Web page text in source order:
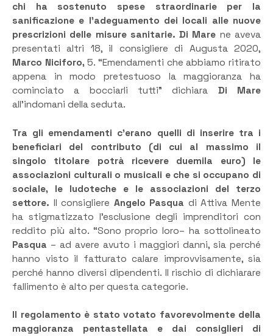
chi ha sostenuto spese straordinarie per la
sanificazione e l’adeguamento dei locali alle nuove
prescrizioni delle misure sanitarie. Di Mare ne aveva
presentati altri 18, il consigliere di Augusta 2020,
Marco Niciforo,5. “Emendamenti che abbiamo ritirato
appena in modo pretestuoso la maggioranza ha
cominciato a bocciarli tutti” dichiara Di Mare
all’indomani della seduta.
Tra gli emendamenti c’erano quelli di inserire tra i
beneficiari del contributo (di cui al massimo il
singolo titolare potrà ricevere duemila euro) le
associazioni culturali o musicali e che si occupano di
sociale, le ludoteche e le associazioni del terzo
settore. Il consigliere Angelo Pasqua di Attiva Mente
ha stigmatizzato l’esclusione degli imprenditori con
reddito più alto. “Sono proprio loro– ha sottolineato
Pasqua – ad avere avuto i maggiori danni, sia perché
hanno visto il fatturato calare improvvisamente, sia
perché hanno diversi dipendenti. Il rischio di dichiarare
fallimento è alto per questa categorie.
Il regolamento è stato votato favorevolmente della
maggioranza pentastellata e dai consiglieri di